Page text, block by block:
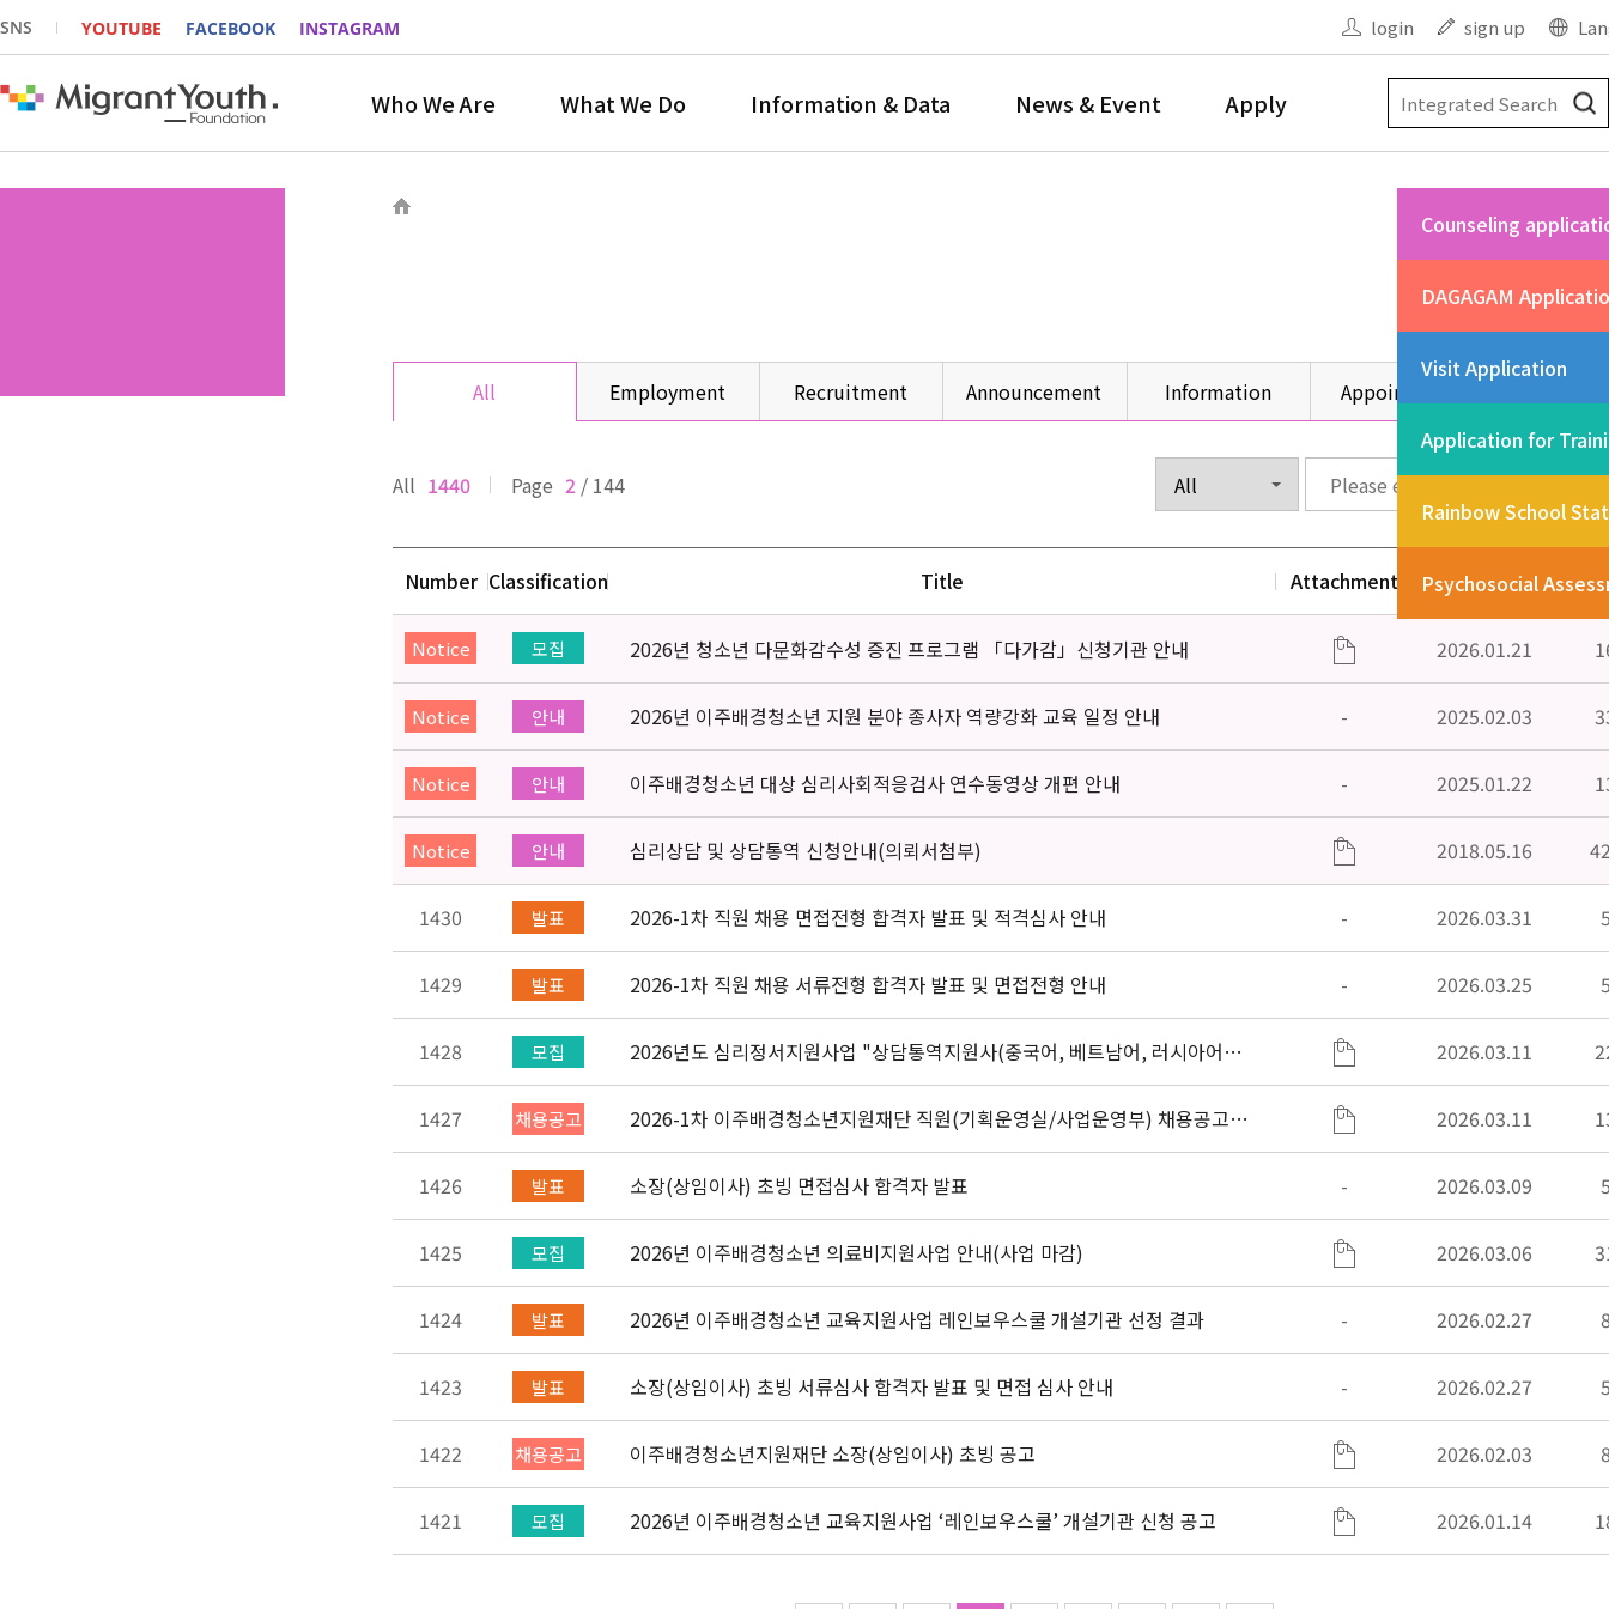
SNS YOUTUBE FACEBOOK INSTAGRAM login sign up
Who We Are What We Do Information & Data News & Event Apply
Counseling
DAGAGAM
Visit Application
Application for
Rainbow School
Psychosocial
All Employment Recruitment Announcement Information Appointment
All 1440 Page 2 / 144
Number Classification Title Attachment Date
Notice 모집 2026년 청소년 다문화감수성 증진 프로그램 「다가감」신청기관 안내 2026.01.21
Notice 안내 2026년 이주배경청소년 지원 분야 종사자 역량강화 교육 일정 안내 - 2025.02.03
Notice 안내 이주배경청소년 대상 심리사회적응검사 연수동영상 개편 안내 - 2025.01.22
Notice 안내 심리상담 및 상담통역 신청안내(의뢰서첨부) 2018.05.16
1430 발표 2026-1차 직원 채용 면접전형 합격자 발표 및 적격심사 안내 - 2026.03.31
1429 발표 2026-1차 직원 채용 서류전형 합격자 발표 및 면접전형 안내 - 2026.03.25
1428 모집
2026년도 심리정서지원사업 "상담통역지원사(중국어, 베트남어, 러시아어어,
몽골어)" 선발 공고
2026.03.11
1427 채용공고
2026-1차 이주배경청소년지원재단 직원(기획운영실/사업운영부) 채용공고
(~3/22)
2026.03.11
1426 발표 소장(상임이사) 초빙 면접심사 합격자 발표 - 2026.03.09
1425 모집 2026년 이주배경청소년 의료비지원사업 안내(사업 마감) 2026.03.06
1424 발표 2026년 이주배경청소년 교육지원사업 레인보우스쿨 개설기관 선정 결과 - 2026.02.27
1423 발표 소장(상임이사) 초빙 서류심사 합격자 발표 및 면접 심사 안내 - 2026.02.27
1422 채용공고 이주배경청소년지원재단 소장(상임이사) 초빙 공고 2026.02.03
1421 모집 2026년 이주배경청소년 교육지원사업 ‘레인보우스쿨’ 개설기관 신청 공고 2026.01.14